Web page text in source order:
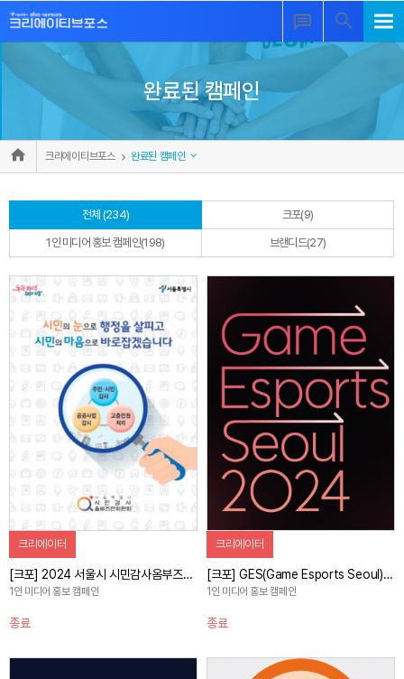
완료된 캠페인
크리에이티브포스 완료된 캠페인
전체 (234) 크포(9)
1인 미디어 홍보 캠페인(198) 브랜디드(27)
자세히 보기
크리에이터
[크포] 2024 서울시 시민감사옴부즈만위원회 소개 영상 캠페인
1인 미디어 홍보 캠페인
종료
자세히 보기
크리에이터
[크포] GES(Game Esports Seoul) 2024 행사 스케치 캠페인
1인 미디어 홍보 캠페인
종료